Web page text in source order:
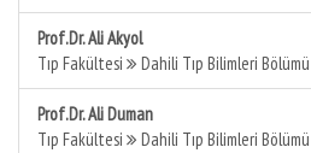
Prof.Dr. Ali Akyol
Tıp Fakültesi
Dahili Tıp Bilimleri Bölümü
Prof.Dr. Ali Duman
Tıp Fakültesi
Dahili Tıp Bilimleri Bölümü